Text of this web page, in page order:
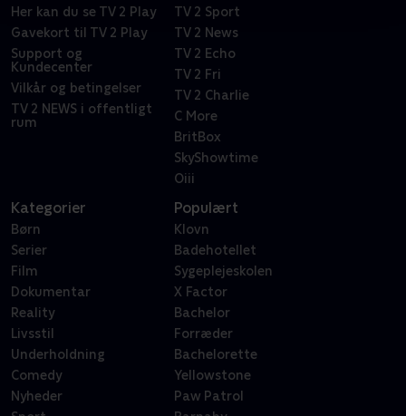
Her kan du se TV 2 Play
Gavekort til TV 2 Play
Support og
Kundecenter
Vilkår og betingelser
TV 2 NEWS i offentligt
rum
TV 2 Sport
TV 2 News
TV 2 Echo
TV 2 Fri
TV 2 Charlie
C More
BritBox
SkyShowtime
Oiii
Kategorier
Børn
Serier
Film
Dokumentar
Reality
Livsstil
Underholdning
Comedy
Nyheder
Populært
Klovn
Badehotellet
Sygeplejeskolen
X Factor
Bachelor
Forræder
Bachelorette
Yellowstone
Paw Patrol